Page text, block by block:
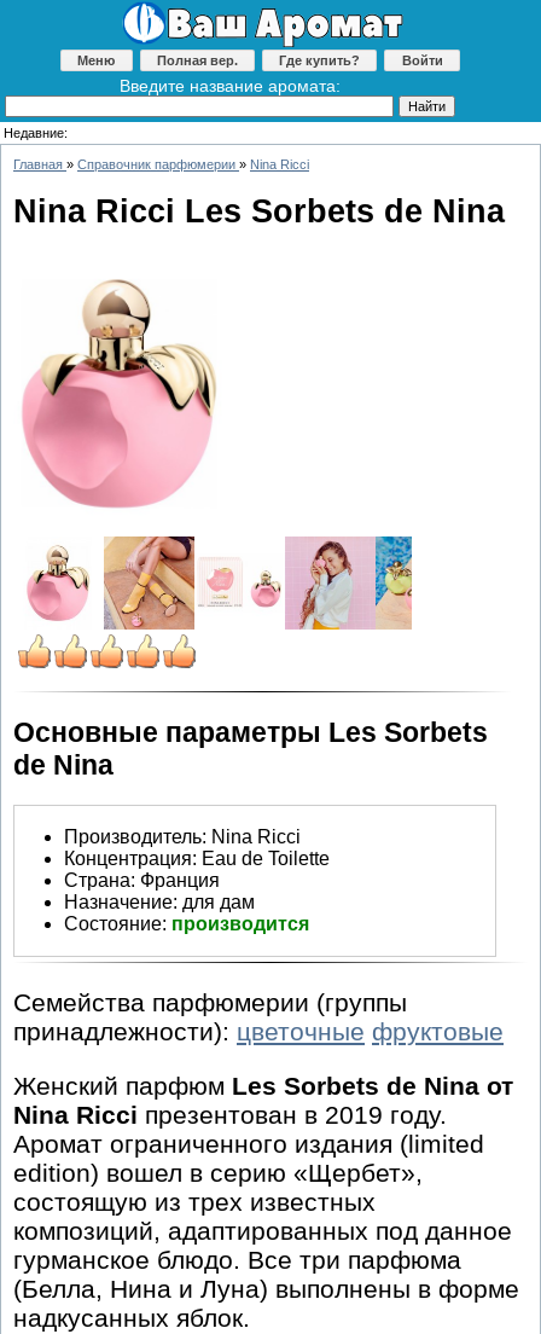
Меню Полная вер. Где купить? Войти
Введите название аромата:
Недавние:
Главная » Справочник парфюмерии » Nina Ricci
Nina Ricci Les Sorbets de Nina
Основные параметры Les Sorbets
de Nina
Производитель: Nina Ricci
Концентрация: Eau de Toilette
Страна: Франция
Назначение: для дам
Состояние: производится
Семейства парфюмерии (группы
принадлежности): цветочные фруктовые
Женский парфюм Les Sorbets de Nina от
Nina Ricci презентован в 2019 году.
Аромат ограниченного издания (limited
edition) вошел в серию «Щербет»,
состоящую из трех известных
композиций, адаптированных под данное
гурманское блюдо. Все три парфюма
(Белла, Нина и Луна) выполнены в форме
надкусанных яблок.